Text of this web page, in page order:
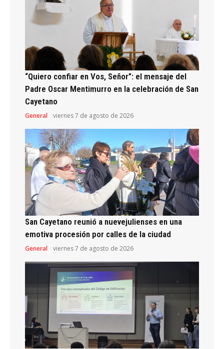
“Quiero confiar en Vos, Señor”: el mensaje del
Padre Oscar Mentimurro en la celebración de San
Cayetano
General viernes 7 de agosto de 2026
San Cayetano reunió a nuevejulienses en una
emotiva procesión por calles de la ciudad
General viernes 7 de agosto de 2026